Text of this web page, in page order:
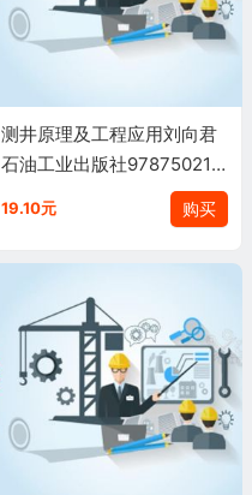
测井原理及工程应用刘向君
石油工业出版社978750215
19.10元 购买